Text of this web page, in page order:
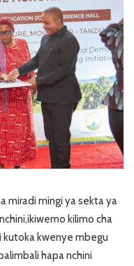
miradi mingi ya sekta ya
kilimo cha
kutoka kwenye mbegu
hapa nchini